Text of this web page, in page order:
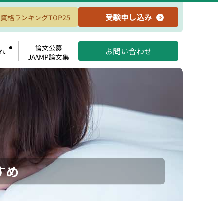
格ランキングTOP25 受験申し込み
論文公募
JAAMP論文集
お問い合わせ
め